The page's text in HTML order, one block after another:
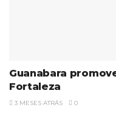
Guanabara
Fortaleza
3 MESES ATRÁS 0